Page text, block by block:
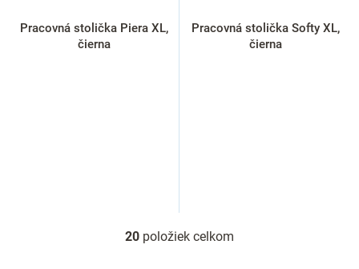
Pracovná stolička Piera XL,
čierna
Pracovná stolička Softy XL,
čierna
O
20 položiek celkom